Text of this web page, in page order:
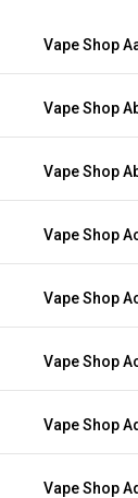
Vape Shop
Vape Shop
Vape Shop
Vape Shop
Vape Shop
Vape Shop
Vape Shop
Vape Shop